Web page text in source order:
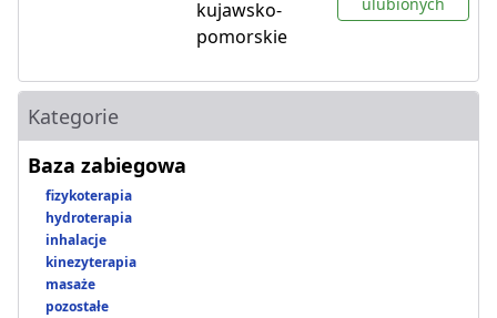
kujawsko-
pomorskie
Kategorie
Baza zabiegowa
fizykoterapia
hydroterapia
inhalacje
kinezyterapia
masaże
pozostałe